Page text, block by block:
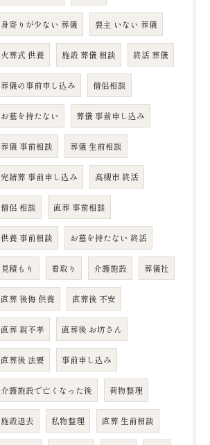
身寄りが少ない 葬儀 喪主 いない 葬儀
火葬式 供養 施設 葬儀 相談 終活 葬儀
葬儀の事前申し込み 僧侶相談
お墓を持たない 葬儀 事前申し込み
葬儀 事前相談 葬儀 生前相談
完結葬 事前申し込み 高槻市 終活
僧侶 相談 直葬 事前相談
供養 事前相談 お墓を持たない 終活
見積もり 看取り 介護施設 葬儀社
直葬 後悔 供養 直葬後 不安
直葬 親不孝 直葬後 お坊さん
直葬後 法要 事前申し込み
介護施設で亡くなった後 荷物整理
施設退去 私物整理 直葬 生前相談